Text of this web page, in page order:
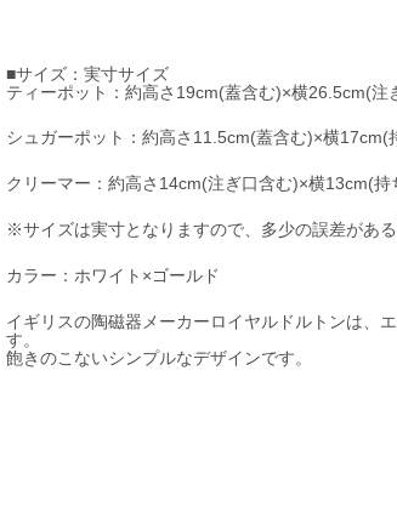
■サイズ：実寸サイズ
ティーポット：約高さ19cm(蓋含む)×横26.5cm(注
シュガーポット：約高さ11.5cm(蓋含む)×横17cm(
クリーマー：約高さ14cm(注ぎ口含む)×横13cm(持
※サイズは実寸となりますので、多少の誤差がある
カラー：ホワイト×ゴールド
イギリスの陶磁器メーカーロイヤルドルトンは、
す。
飽きのこないシンプルなデザインです。